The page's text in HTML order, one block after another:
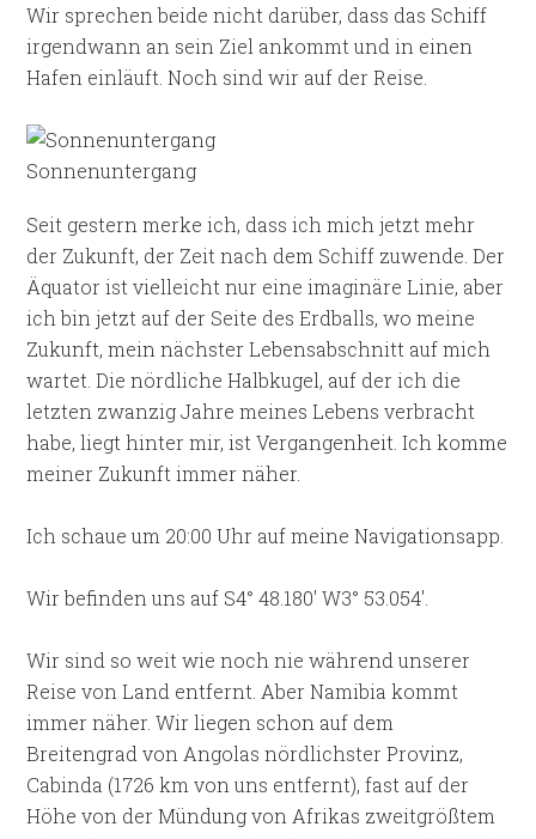
Wir sprechen beide nicht darüber, dass das Schiff
irgendwann an sein Ziel ankommt und in einen
Hafen einläuft. Noch sind wir auf der Reise.
Sonnenuntergang
Seit gestern merke ich, dass ich mich jetzt mehr
der Zukunft, der Zeit nach dem Schiff zuwende. Der
Äquator ist vielleicht nur eine imaginäre Linie, aber
ich bin jetzt auf der Seite des Erdballs, wo meine
Zukunft, mein nächster Lebensabschnitt auf mich
wartet. Die nördliche Halbkugel, auf der ich die
letzten zwanzig Jahre meines Lebens verbracht
habe, liegt hinter mir, ist Vergangenheit. Ich komme
meiner Zukunft immer näher.
Ich schaue um 20:00 Uhr auf meine Navigationsapp.
Wir befinden uns auf S4° 48.180′ W3° 53.054′.
Wir sind so weit wie noch nie während unserer
Reise von Land entfernt. Aber Namibia kommt
immer näher. Wir liegen schon auf dem
Breitengrad von Angolas nördlichster Provinz,
Cabinda (1726 km von uns entfernt), fast auf der
Höhe von der Mündung von Afrikas zweitgrößtem